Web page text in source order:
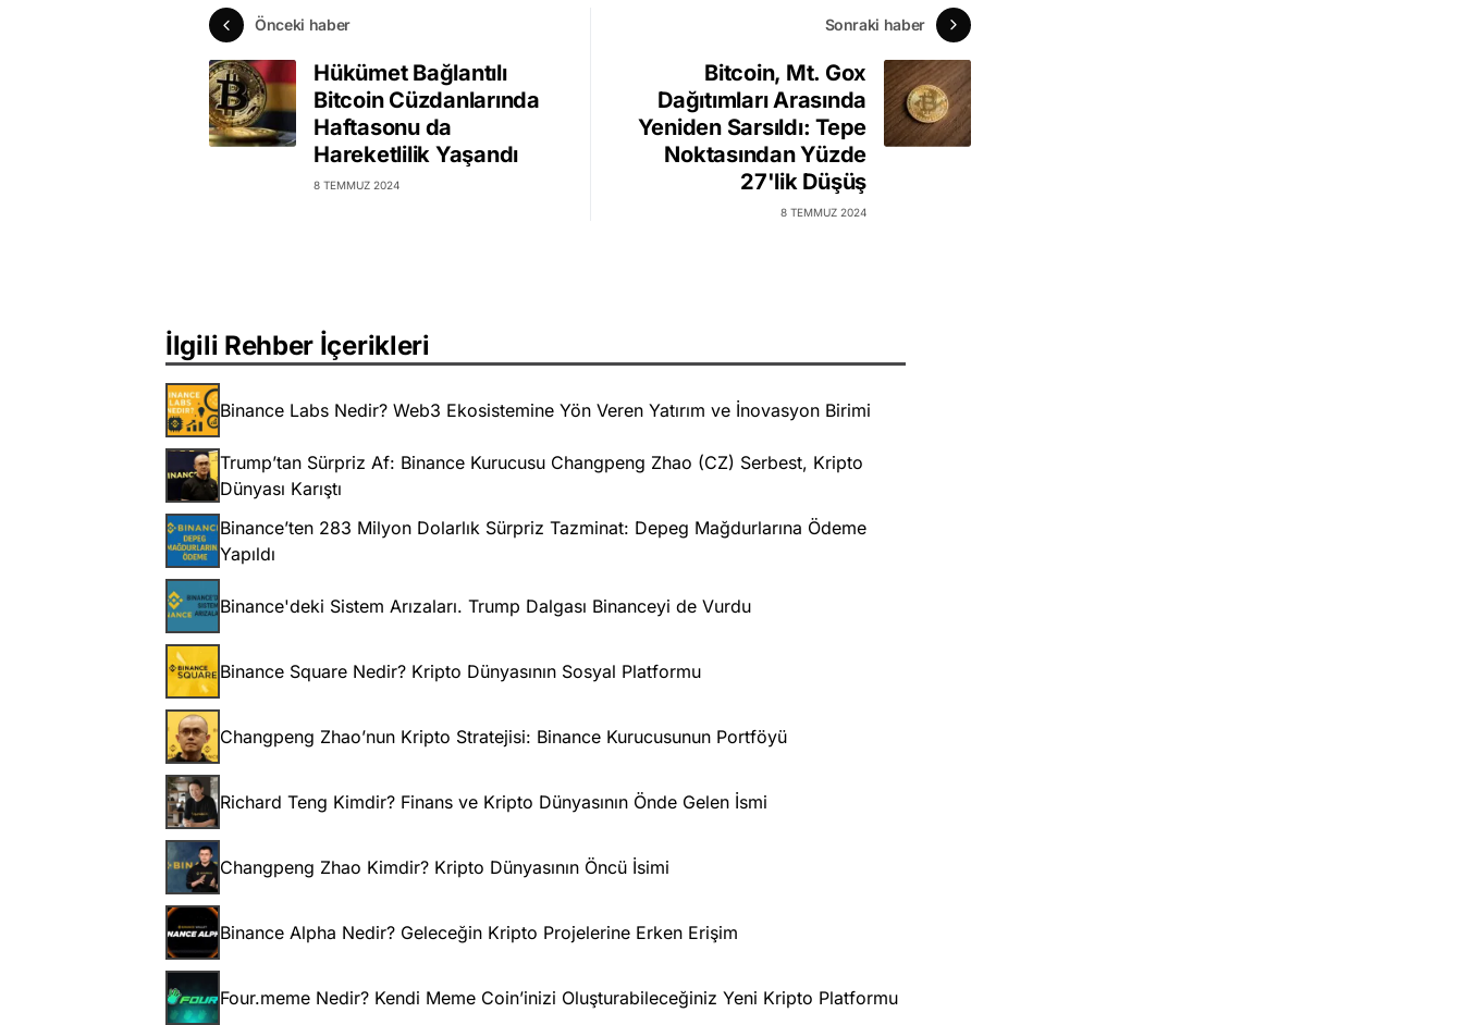
Önceki haber
Hükümet Bağlantılı
Bitcoin Cüzdanlarında
Haftasonu da
Hareketlilik Yaşandı
8 TEMMUZ 2024
Sonraki haber
Bitcoin, Mt. Gox
Dağıtımları Arasında
Yeniden Sarsıldı: Tepe
Noktasından Yüzde
27'lik Düşüş
8 TEMMUZ 2024
İlgili Rehber İçerikleri
Binance Labs Nedir? Web3 Ekosistemine Yön Veren Yatırım ve İnovasyon Birimi
Trump’tan Sürpriz Af: Binance Kurucusu Changpeng Zhao (CZ) Serbest, Kripto
Dünyası Karıştı
Binance’ten 283 Milyon Dolarlık Sürpriz Tazminat: Depeg Mağdurlarına Ödeme
Yapıldı
Binance'deki Sistem Arızaları. Trump Dalgası Binanceyi de Vurdu
Binance Square Nedir? Kripto Dünyasının Sosyal Platformu
Changpeng Zhao’nun Kripto Stratejisi: Binance Kurucusunun Portföyü
Richard Teng Kimdir? Finans ve Kripto Dünyasının Önde Gelen İsmi
Changpeng Zhao Kimdir? Kripto Dünyasının Öncü İsimi
Binance Alpha Nedir? Geleceğin Kripto Projelerine Erken Erişim
Four.meme Nedir? Kendi Meme Coin’inizi Oluşturabileceğiniz Yeni Kripto Platformu